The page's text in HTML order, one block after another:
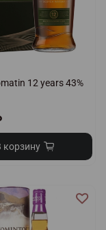
12 years 43%
корзину